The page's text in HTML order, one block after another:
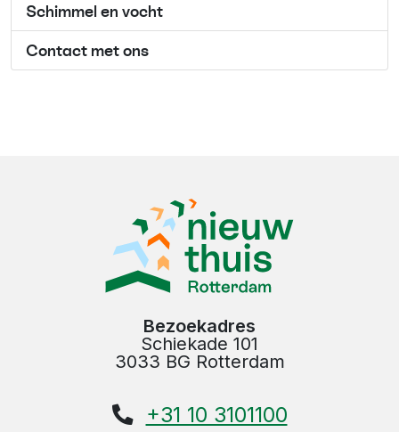
Schimmel en vocht
Contact met ons
Bezoekadres
Schiekade 101
3033 BG Rotterdam
+31 10 3101100